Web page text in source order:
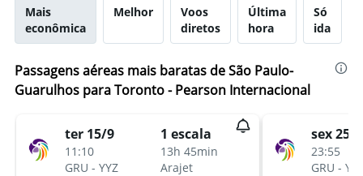
Mais
econômica
Melhor
Voos
diretos
Última
hora
Só
ida
Passagens aéreas mais baratas de São Paulo-
Guarulhos para Toronto - Pearson Internacional
ter 15/9
11:10
GRU - YYZ
1 escala
13h 45min
Arajet
sex 25/9
23:55
GRU -